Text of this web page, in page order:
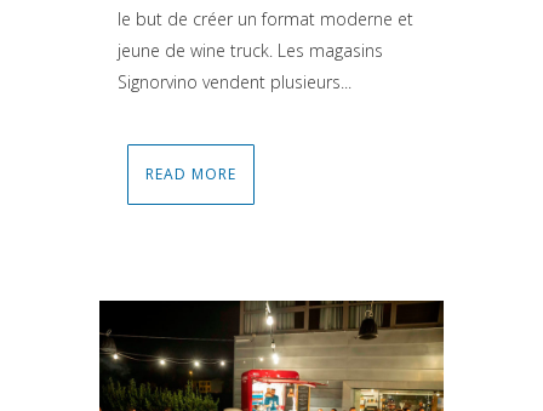
le but de créer un format moderne et
jeune de wine truck. Les magasins
Signorvino vendent plusieurs...
READ MORE